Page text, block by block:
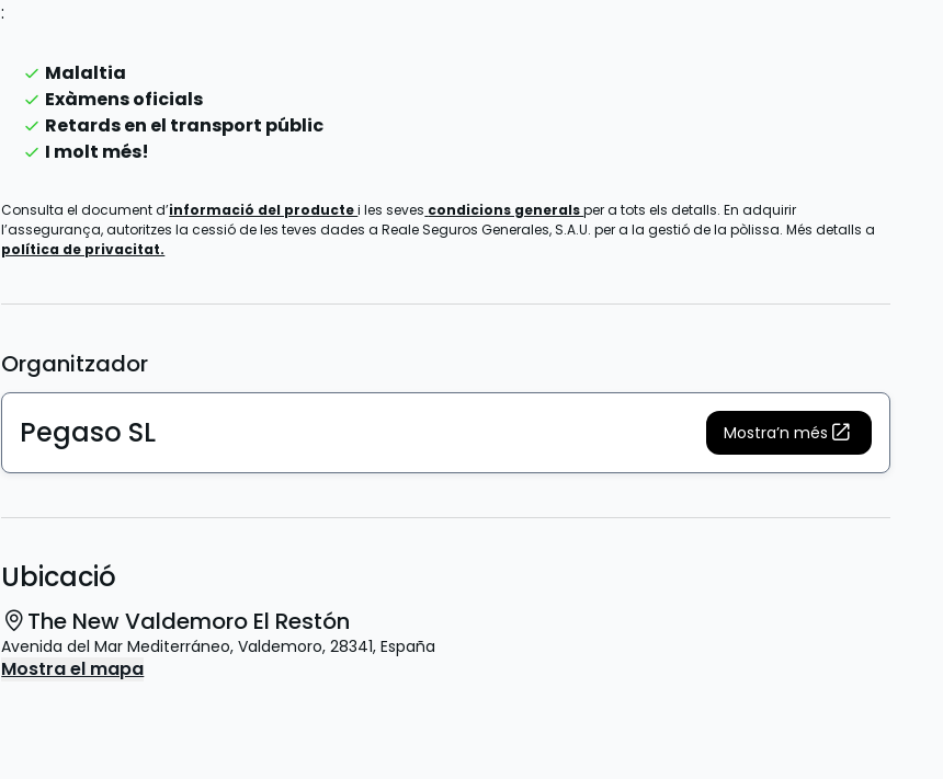
:
Malaltia
Exàmens oficials
Retards en el transport públic
I molt més!
Consulta el document d’informació del productei les seves condicions generalsper a tots els detalls. En adquirir
l’assegurança, autoritzes la cessió de les teves dades a Reale Seguros Generales, S.A.U. per a la gestió de la pòlissa. Més detalls a
política de privacitat.
Organitzador
Pegaso SL Mostra’n més
Ubicació
The New Valdemoro El Restón
Avenida del Mar Mediterráneo, Valdemoro, 28341, España
Mostra el mapa